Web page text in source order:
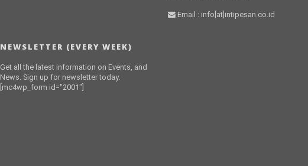
Email : info[at]intipesan.co.id
NEWSLETTER (EVERY WEEK)
Get all the latest information on Events, and
News. Sign up for newsletter today.
[mc4wp_form id="2001"]